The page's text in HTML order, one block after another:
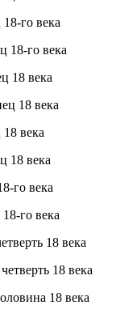
го века
18 века
века
го века
18 века
18 века